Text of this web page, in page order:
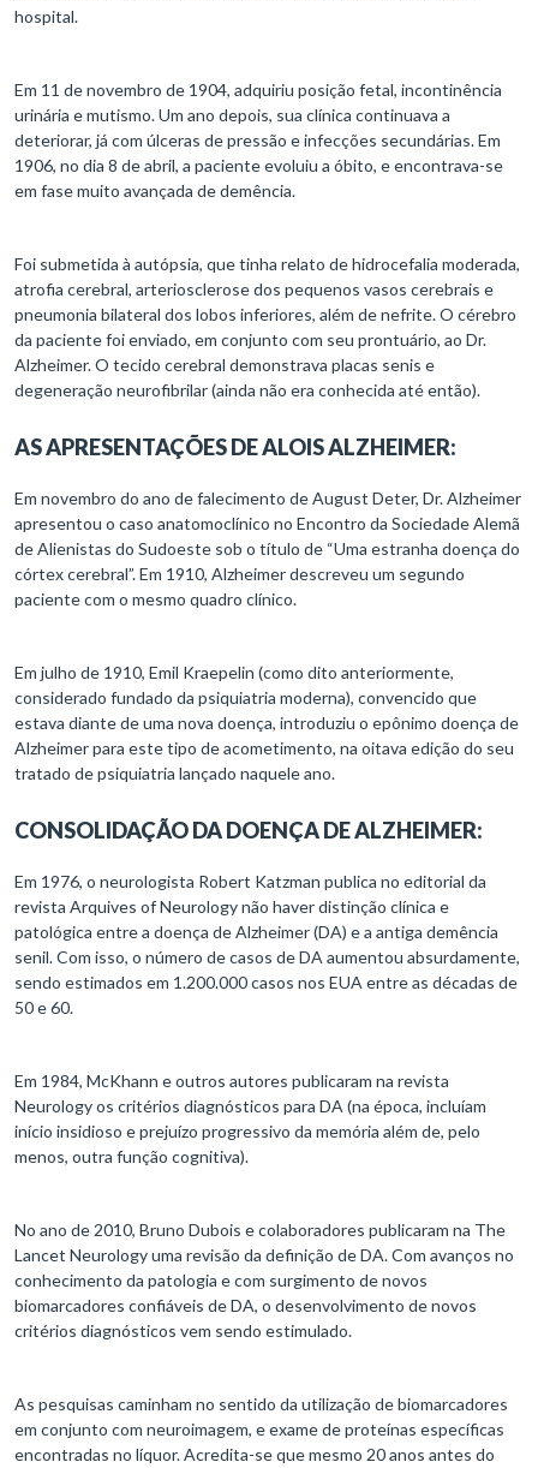
hospital.
Em 11 de novembro de 1904, adquiriu posição fetal, incontinência
urinária e mutismo. Um ano depois, sua clínica continuava a
deteriorar, já com úlceras de pressão e infecções secundárias. Em
1906, no dia 8 de abril, a paciente evoluiu a óbito, e encontrava-se
em fase muito avançada de demência.
Foi submetida à autópsia, que tinha relato de hidrocefalia moderada,
atrofia cerebral, arteriosclerose dos pequenos vasos cerebrais e
pneumonia bilateral dos lobos inferiores, além de nefrite. O cérebro
da paciente foi enviado, em conjunto com seu prontuário, ao Dr.
Alzheimer. O tecido cerebral demonstrava placas senis e
degeneração neurofibrilar (ainda não era conhecida até então).
AS APRESENTAÇÕES DE ALOIS ALZHEIMER:
Em novembro do ano de falecimento de August Deter, Dr. Alzheimer
apresentou o caso anatomoclínico no Encontro da Sociedade Alemã
de Alienistas do Sudoeste sob o título de “Uma estranha doença do
córtex cerebral”. Em 1910, Alzheimer descreveu um segundo
paciente com o mesmo quadro clínico.
Em julho de 1910, Emil Kraepelin (como dito anteriormente,
considerado fundado da psiquiatria moderna), convencido que
estava diante de uma nova doença, introduziu o epônimo doença de
Alzheimer para este tipo de acometimento, na oitava edição do seu
tratado de psiquiatria lançado naquele ano.
CONSOLIDAÇÃO DA DOENÇA DE ALZHEIMER:
Em 1976, o neurologista Robert Katzman publica no editorial da
revista Arquives of Neurology não haver distinção clínica e
patológica entre a doença de Alzheimer (DA) e a antiga demência
senil. Com isso, o número de casos de DA aumentou absurdamente,
sendo estimados em 1.200.000 casos nos EUA entre as décadas de
50 e 60.
Em 1984, McKhann e outros autores publicaram na revista
Neurology os critérios diagnósticos para DA (na época, incluíam
início insidioso e prejuízo progressivo da memória além de, pelo
menos, outra função cognitiva).
No ano de 2010, Bruno Dubois e colaboradores publicaram na The
Lancet Neurology uma revisão da definição de DA. Com avanços no
conhecimento da patologia e com surgimento de novos
biomarcadores confiáveis de DA, o desenvolvimento de novos
critérios diagnósticos vem sendo estimulado.
As pesquisas caminham no sentido da utilização de biomarcadores
em conjunto com neuroimagem, e exame de proteínas específicas
encontradas no líquor. Acredita-se que mesmo 20 anos antes do